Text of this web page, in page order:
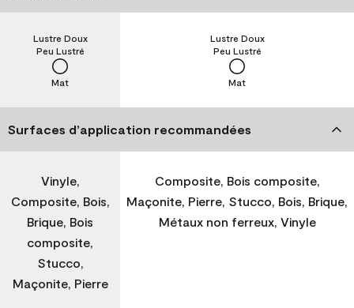
Mat
Peu Lustré
Lustre Doux
Mat
Peu Lustré
Lustre Doux
Surfaces d’application recommandées
Vinyle,
Composite, Bois,
Brique, Bois
composite,
Stucco,
Maçonite, Pierre
Composite, Bois composite,
Maçonite, Pierre, Stucco, Bois, Brique,
Métaux non ferreux, Vinyle